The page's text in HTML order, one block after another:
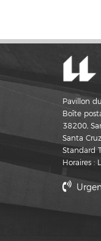
Pavillon
Boîte
38200,
Santa
Standard
Horaires :